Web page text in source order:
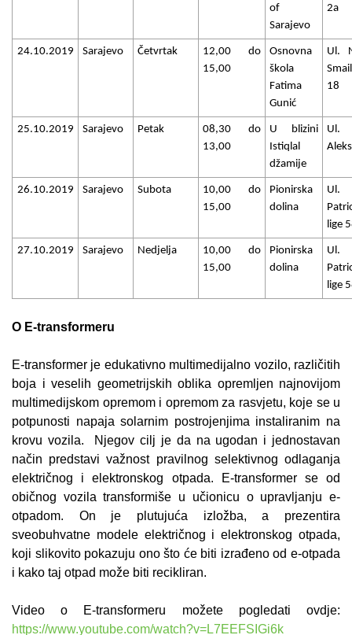
of
Sarajevo
2a
24.10.2019 Sarajevo Četvrtak
12,00 do
15,00
Osnovna
škola
Fatima
Gunić
Ul.
18
25.10.2019 Sarajevo Petak
08,30 do
13,00
U blizini
Istiqlal
džamije
Ul.
26.10.2019 Sarajevo Subota
10,00 do
15,00
Pionirska
dolina
Ul.
lige
27.10.2019 Sarajevo Nedjelja
10,00 do
15,00
Pionirska
dolina
Ul.
lige
O E-transformeru
E-transformer je edukativno multimedijalno vozilo, različitih
boja i veselih geometrijskih oblika opremljen najnovijom
multimedijskom opremom i opremom za rasvjetu, koje se u
potpunosti napaja solarnim postrojenjima instaliranim na
krovu vozila. Njegov cilj je da na ugodan i jednostavan
način predstavi važnost pravilnog selektivnog odlaganja
električnog i elektronskog otpada. E-transformer se od
običnog vozila transformiše u učionicu o upravljanju e-
otpadom. On je plutujuća izložba, a prezentira
sveobuhvatne modele električnog i elektronskog otpada,
koji slikovito pokazuju ono što će biti izrađeno od e-otpada
i kako taj otpad može biti recikliran.
Video o E-transformeru možete pogledati ovdje:
https://www.youtube.com/watch?v=L7EEFSIGi6k